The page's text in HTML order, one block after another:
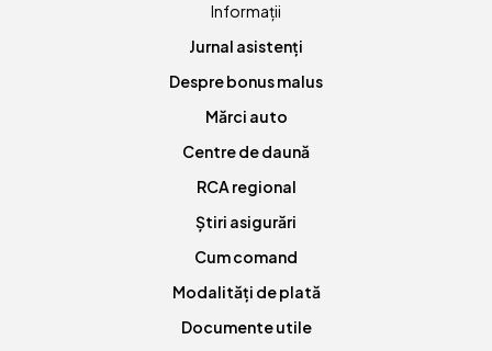
Informații
Jurnal asistenți
Despre bonus malus
Mărci auto
Centre de daună
RCA regional
Știri asigurări
Cum comand
Modalități de plată
Documente utile